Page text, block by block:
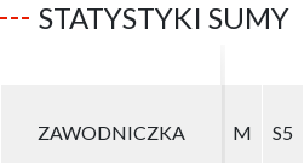
STATYSTYKI SUMY
ZAWODNICZKA M S5
ZAWODNICZKA M S5